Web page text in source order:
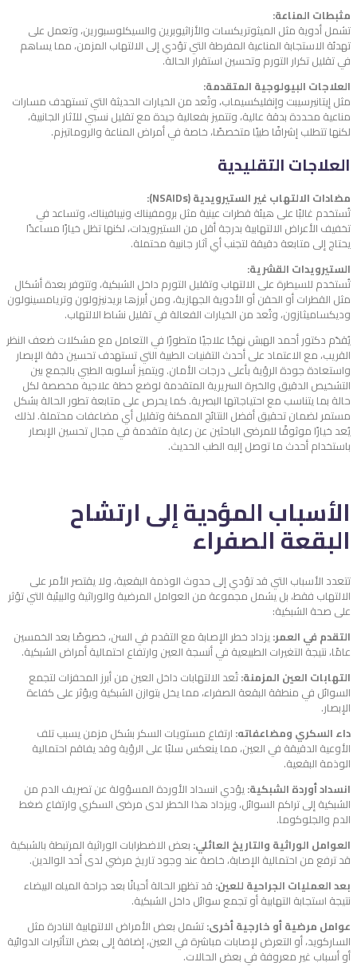
مثبطات المناعة:
تشمل أدوية مثل الميثوتريكسات والأزاثيوبرين والسيكلوسبورين، وتعمل على
تهدئة الاستجابة المناعية المفرطة التي تؤدي إلى الالتهاب المزمن، مما يساهم
في تقليل تكرار التورم وتحسين استقرار الحالة.
العلاجات البيولوجية المتقدمة:
مثل إيتانيرسيبت وإنفليكسيماب، وتُعد من الخيارات الحديثة التي تستهدف مسارات
مناعية محددة بدقة عالية، وتتميز بفعالية جيدة مع تقليل نسبي للآثار الجانبية،
لكنها تتطلب إشرافًا طبيًا متخصصًا، خاصة في أمراض المناعة والروماتيزم.
العلاجات التقليدية
مضادات الالتهاب غير الستيرويدية (NSAIDs):
تُستخدم غالبًا على هيئة قطرات عينية مثل برومفيناك ونيبافيناك، وتساعد في
تخفيف الأعراض الالتهابية بدرجة أقل من الستيرويدات، لكنها تظل خيارًا مساعدًا
يحتاج إلى متابعة دقيقة لتجنب أي آثار جانبية محتملة.
الستيرويدات القشرية:
تُستخدم للسيطرة على الالتهاب وتقليل التورم داخل الشبكية، وتتوفر بعدة أشكال
مثل القطرات أو الحقن أو الأدوية الجهازية، ومن أبرزها بريدنيزولون وتريامسينولون
وديكساميثازون، وتُعد من الخيارات الفعالة في تقليل نشاط الالتهاب.
يُقدّم دكتور أحمد الهبش نهجًا علاجيًا متطورًا في التعامل مع مشكلات ضعف النظر
القريب، مع الاعتماد على أحدث التقنيات الطبية التي تستهدف تحسين دقة الإبصار
واستعادة جودة الرؤية بأعلى درجات الأمان. ويتميز أسلوبه الطبي بالجمع بين
التشخيص الدقيق والخبرة السريرية المتقدمة لوضع خطة علاجية مخصصة لكل
حالة بما يتناسب مع احتياجاتها البصرية. كما يحرص على متابعة تطور الحالة بشكل
مستمر لضمان تحقيق أفضل النتائج الممكنة وتقليل أي مضاعفات محتملة. لذلك
يُعد خيارًا موثوقًا للمرضى الباحثين عن رعاية متقدمة في مجال تحسين الإبصار
باستخدام أحدث ما توصل إليه الطب الحديث.
الأسباب المؤدية إلىارتشاح
البقعة الصفراء
تتعدد الأسباب التي قد تؤدي إلى حدوث الوذمة البقعية، ولا يقتصر الأمر على
الالتهاب فقط، بل يشمل مجموعة من العوامل المرضية والوراثية والبيئية التي تؤثر
على صحة الشبكية:
التقدم في العمر: يزداد خطر الإصابة مع التقدم في السن، خصوصًا بعد الخمسين
عامًا، نتيجة التغيرات الطبيعية في أنسجة العين وارتفاع احتمالية أمراض الشبكية.
التهابات العين المزمنة:تُعد الالتهابات داخل العين من أبرز المحفزات لتجمع
السوائل في منطقة البقعة الصفراء، مما يخل بتوازن الشبكية ويؤثر على كفاءة
الإبصار.
داء السكري ومضاعفاته: ارتفاع مستويات السكر بشكل مزمن يسبب تلف
الأوعية الدقيقة في العين، مما ينعكس سلبًا على الرؤية وقد يفاقم احتمالية
الوذمة البقعية.
انسداد أوردة الشبكية: يؤدي انسداد الأوردة المسؤولة عن تصريف الدم من
الشبكية إلى تراكم السوائل، ويزداد هذا الخطر لدى مرضى السكري وارتفاع ضغط
الدم والجلوكوما.
العوامل الوراثية والتاريخ العائلي: بعض الاضطرابات الوراثية المرتبطة بالشبكية
قد ترفع من احتمالية الإصابة، خاصة عند وجود تاريخ مرضي لدى أحد الوالدين.
بعد العمليات الجراحية للعين: قد تظهر الحالة أحيانًا بعد جراحة المياه البيضاء
نتيجة استجابة التهابية أو تجمع سوائل داخل الشبكية.
عوامل مرضية أو خارجية أخرى:تشمل بعض الأمراض الالتهابية النادرة مثل
الساركويد، أو التعرض لإصابات مباشرة في العين، إضافة إلى بعض التأثيرات الدوائية
أو أسباب غير معروفة في بعض الحالات.